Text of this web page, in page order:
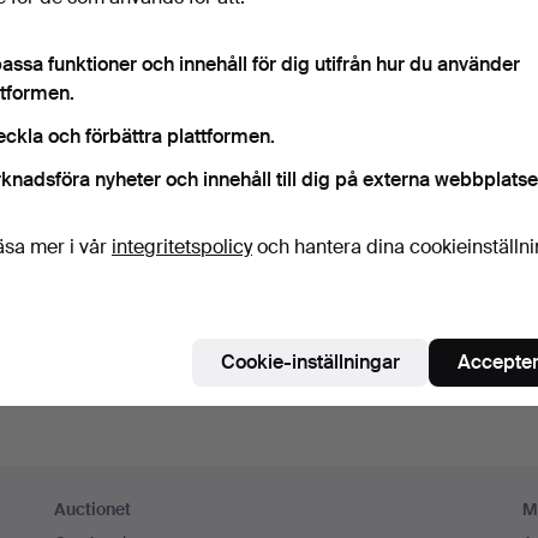
på Auctionets nyhetsbrev.
experttips, utvalda föremål och inspiration. Om du ångrar dig kan du
är över 18 år och jag godkänner användarvillkoren,
att jag har tagit del av
Auctionet
funktioner och innehåll för dig utifrån hur du använder
och förbättra plattformen.
nyheter och innehåll till dig på externa
mer i vår integritetspolicyoch hantera dina
Cookie-inställningar